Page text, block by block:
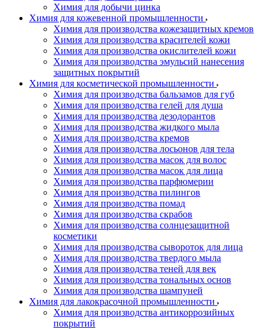
Химия для добычи цинка
Химия для кожевенной промышленности
Химия для производства кожезащитных кремов
Химия для производства красителей кожи
Химия для производства окислителей кожи
Химия для производства эмульсий нанесения
защитных покрытий
Химия для косметической промышленности
Химия для производства бальзамов для губ
Химия для производства гелей для душа
Химия для производства дезодорантов
Химия для производства жидкого мыла
Химия для производства кремов
Химия для производства лосьонов для тела
Химия для производства масок для волос
Химия для производства масок для лица
Химия для производства парфюмерии
Химия для производства пилингов
Химия для производства помад
Химия для производства скрабов
Химия для производства солнцезащитной
косметики
Химия для производства сывороток для лица
Химия для производства твердого мыла
Химия для производства теней для век
Химия для производства тональных основ
Химия для производства шампуней
Химия для лакокрасочной промышленности
Химия для производства антикоррозийных
покрытий